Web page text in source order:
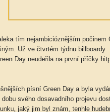
tím nejambicióznějším počinem
Už ve čtvrtém týdnu billboardy
Day neudeřila na první příčky
písní Green Day a byla
svého dosavadního projevu
jaký jim byl znám, tenhle